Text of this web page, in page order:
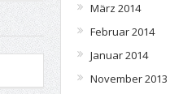
März 2014
Februar 2014
Januar 2014
November 2013